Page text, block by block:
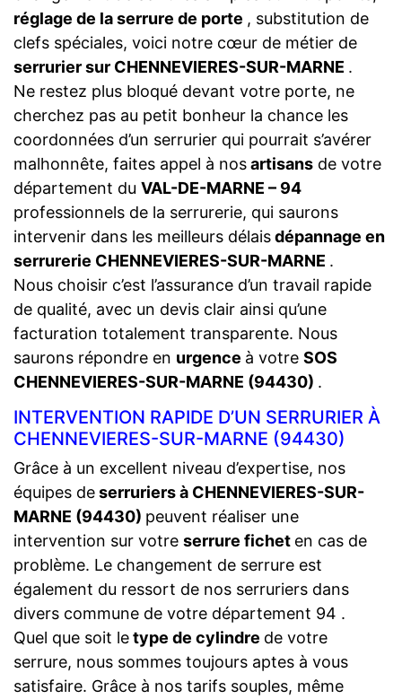
réglage de la serrure de porte , substitution de
clefs spéciales, voici notre cœur de métier de
serrurier sur CHENNEVIERES-SUR-MARNE .
Ne restez plus bloqué devant votre porte, ne
cherchez pas au petit bonheur la chance les
coordonnées d’un serrurier qui pourrait s’avérer
malhonnête, faites appel à nosartisans de votre
département du VAL-DE-MARNE – 94
professionnels de la serrurerie, qui saurons
intervenir dans les meilleurs délaisdépannage en
serrurerie CHENNEVIERES-SUR-MARNE .
Nous choisir c’est l’assurance d’un travail rapide
de qualité, avec un devis clair ainsi qu’une
facturation totalement transparente. Nous
saurons répondre en urgence à votre SOS
CHENNEVIERES-SUR-MARNE (94430) .
INTERVENTION RAPIDE D’UN SERRURIER À
CHENNEVIERES-SUR-MARNE (94430)
Grâce à un excellent niveau d’expertise, nos
équipes deserruriers à CHENNEVIERES-SUR-
MARNE (94430) peuvent réaliser une
intervention sur votre serrure fichet en cas de
problème. Le changement de serrure est
également du ressort de nos serruriers dans
divers commune de votre département 94 .
Quel que soit letype de cylindre de votre
serrure, nous sommes toujours aptes à vous
satisfaire. Grâce à nos tarifs souples, même